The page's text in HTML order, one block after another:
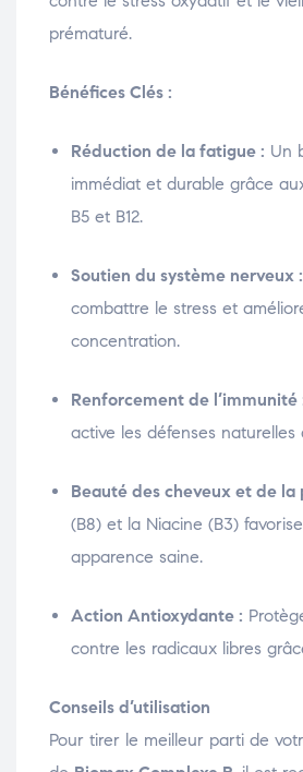
prématuré.
Bénéfices Clés :
Réduction de la fatigue : Un
immédiat et durable grâce
B5 et B12.
Soutien du système nerveux :
combattre le stress et
concentration.
Renforcement de l’immunité
active les défenses naturelles
Beauté des cheveux et de la
(B8) et la Niacine (B3)
apparence saine.
Action Antioxydante :
contre les radicaux libres
Conseils d’utilisation
Pour tirer le meilleur parti de